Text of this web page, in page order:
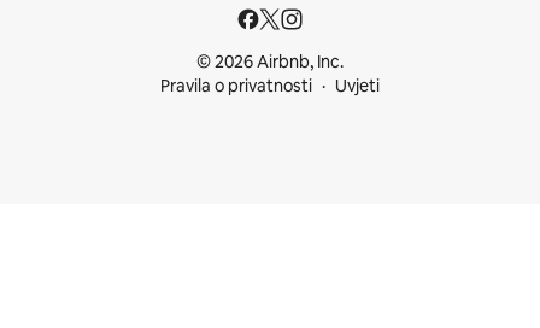
© 2026 Airbnb, Inc.
Pravila o privatnosti
Uvjeti